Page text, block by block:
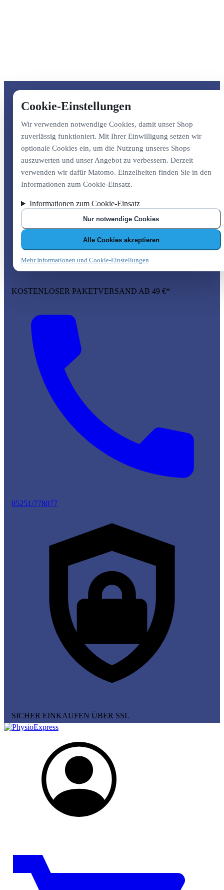
Cookie-Einstellungen
Wir verwenden notwendige Cookies, damit unser Shop
zuverlässig funktioniert. Mit Ihrer Einwilligung setzen wir
optionale Cookies ein, um die Nutzung unseres Shops
auszuwerten und unser Angebot zu verbessern. Derzeit
verwenden wir dafür Matomo. Einzelheiten finden Sie in den
Informationen zum Cookie-Einsatz.
Informationen zum Cookie-Einsatz
Nur notwendige Cookies
Alle Cookies akzeptieren
Mehr Informationen und Cookie-Einstellungen
KOSTENLOSER PAKETVERSAND AB 49 €*
05251/778077
SICHER EINKAUFEN ÜBER SSL